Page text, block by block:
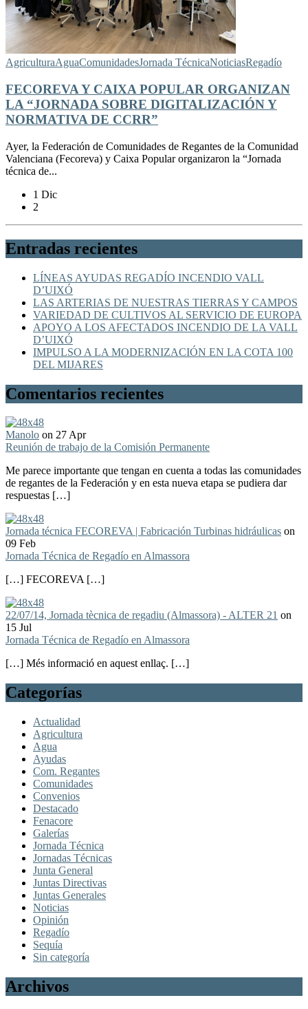
AgriculturaAguaComunidadesJornada TécnicaNoticiasRegadío
FECOREVA Y CAIXA POPULAR ORGANIZAN
LA “JORNADA SOBRE DIGITALIZACIÓN Y
NORMATIVA DE CCRR”
Ayer, la Federación de Comunidades de Regantes de la Comunidad
Valenciana (Fecoreva) y Caixa Popular organizaron la “Jornada
técnica de...
1 Dic
2
Entradas recientes
LÍNEAS AYUDAS REGADÍO INCENDIO VALL
D’UIXÓ
LAS ARTERIAS DE NUESTRAS TIERRAS Y CAMPOS
VARIEDAD DE CULTIVOS AL SERVICIO DE EUROPA
APOYO A LOS AFECTADOS INCENDIO DE LA VALL
D’UIXÓ
IMPULSO A LA MODERNIZACIÓN EN LA COTA 100
DEL MIJARES
Comentarios recientes
Manolo on 27 Apr
Reunión de trabajo de la Comisión Permanente
Me parece importante que tengan en cuenta a todas las comunidades
de regantes de la Federación y en esta nueva etapa se pudiera dar
respuestas […]
Jornada técnica FECOREVA | Fabricación Turbinas hidráulicas on
09 Feb
Jornada Técnica de Regadío en Almassora
[…] FECOREVA […]
22/07/14, Jornada tècnica de regadiu (Almassora) - ALTER 21 on
15 Jul
Jornada Técnica de Regadío en Almassora
[…] Més informació en aquest enllaç. […]
Categorías
Actualidad
Agricultura
Agua
Ayudas
Com. Regantes
Comunidades
Convenios
Destacado
Fenacore
Galerías
Jornada Técnica
Jornadas Técnicas
Junta General
Juntas Directivas
Juntas Generales
Noticias
Opinión
Regadío
Sequía
Sin categoría
Archivos